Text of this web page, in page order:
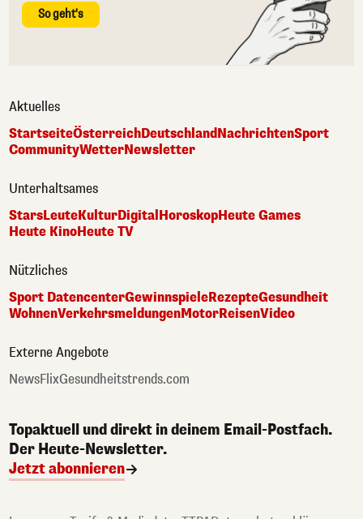
So geht's
Aktuelles
StartseiteÖsterreichDeutschlandNachrichtenSport
CommunityWetterNewsletter
Unterhaltsames
StarsLeuteKulturDigitalHoroskopHeute Games
Heute KinoHeute TV
Nützliches
Sport DatencenterGewinnspieleRezepteGesundheit
WohnenVerkehrsmeldungenMotorReisenVideo
Externe Angebote
NewsFlixGesundheitstrends.com
Topaktuell und direkt in deinem Email-Postfach.
Der Heute-Newsletter.
Jetzt abonnieren